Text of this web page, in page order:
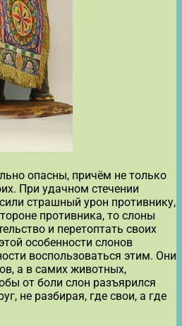
опасны, причём не только
При удачном стечении
страшный урон противнику,
противника, то слоны
и перетоптать своих
особенности слонов
воспользоваться этим. Они
а в самих животных,
от боли слон разъярился
не разбирая, где свои, а где